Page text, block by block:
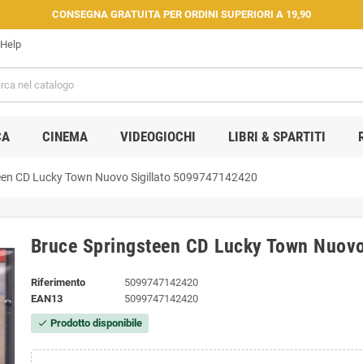
CONSEGNA GRATUITA PER ORDINI SUPERIORI A 19,90
Help
CINEMA VIDEOGIOCHI LIBRI & SPARTITI
CD Lucky Town Nuovo Sigillato 5099747142420
Bruce Springsteen CD Lucky Town
Riferimento
5099747142420
EAN13
5099747142420
check Prodotto disponibile